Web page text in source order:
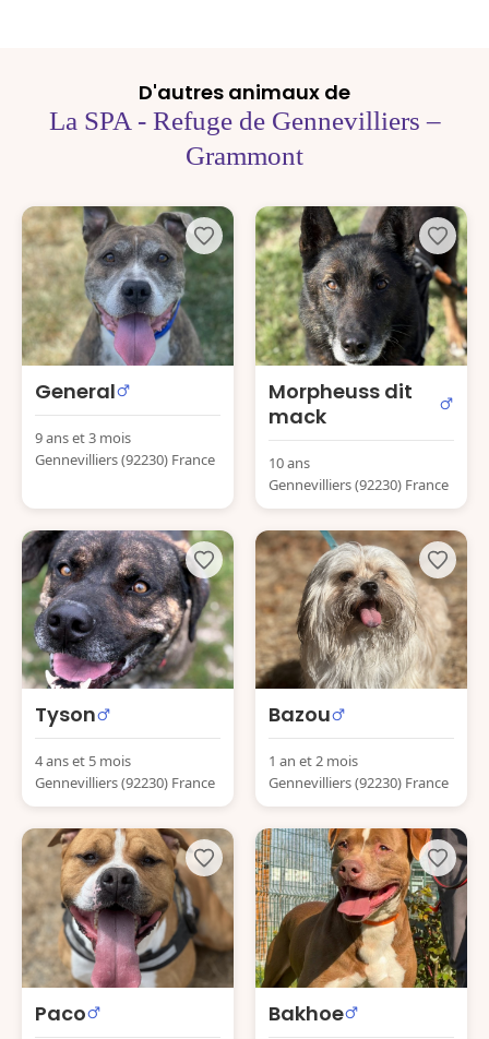
D'autres animaux de
La SPA - Refuge de Gennevilliers –
Grammont
General
9 ans et 3 mois
Gennevilliers (92230) France
Morpheuss dit
mack
10 ans
Gennevilliers (92230) France
Tyson
4 ans et 5 mois
Gennevilliers (92230) France
Bazou
1 an et 2 mois
Gennevilliers (92230) France
Paco Bakhoe